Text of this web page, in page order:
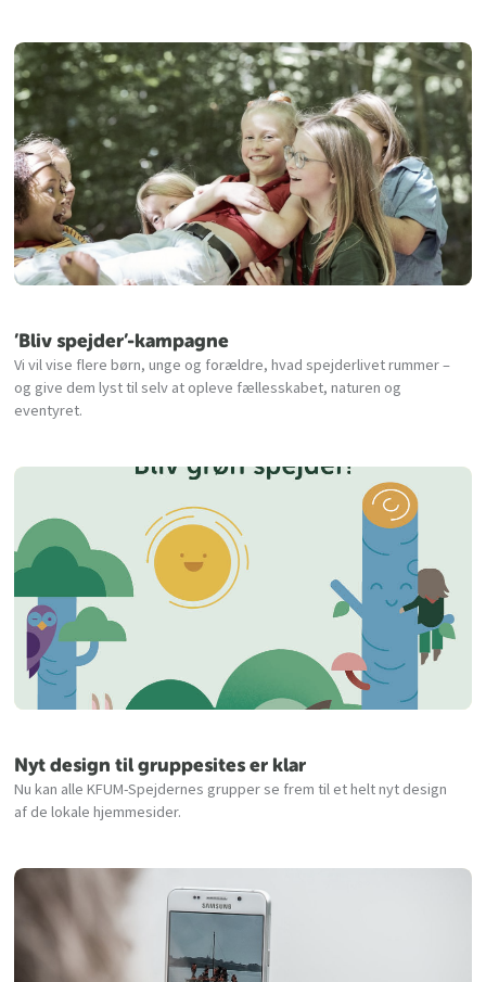
’Bliv spejder’-kampagne
Vi vil vise flere børn, unge og forældre, hvad spejderlivet rummer –
og give dem lyst til selv at opleve fællesskabet, naturen og
eventyret.
Nyt design til gruppesites er klar
Nu kan alle KFUM-Spejdernes grupper se frem til et helt nyt design
af de lokale hjemmesider.